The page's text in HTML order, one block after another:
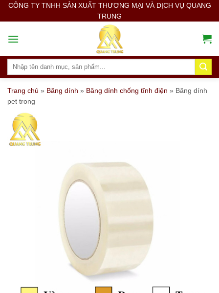
SkipCÔNG TY TNHH SẢN XUẤT THƯƠNG MẠI VÀ DỊCH VỤ QUANG
TRUNG
Search
Trang chủ » Băng dính » Băng dính chống tĩnh điện » Băng dính
pet trong